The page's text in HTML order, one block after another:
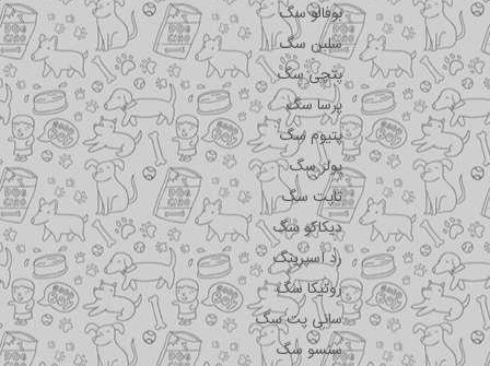
بوفالو سگ
سلبن سگ
پتچی سگ
پرسا سگ
پتیوم سگ
پولر سگ
تاپت سگ
دیکاکو سگ
رد اسپرینگ
روتیکا سگ
سانی پت سگ
سنسو سگ